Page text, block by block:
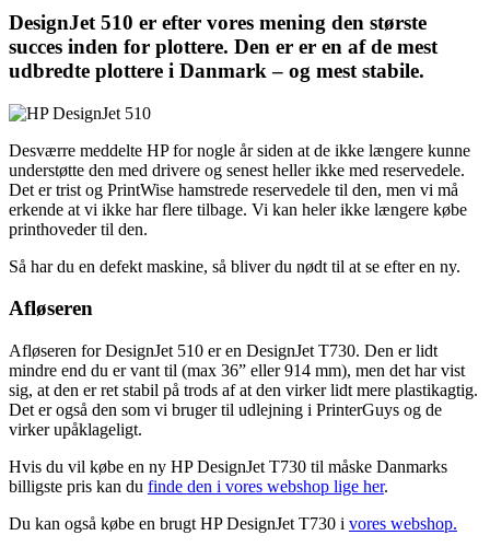
DesignJet 510 er efter vores mening den største
succes inden for plottere. Den er er en af de mest
udbredte plottere i Danmark – og mest stabile.
Desværre meddelte HP for nogle år siden at de ikke længere kunne
understøtte den med drivere og senest heller ikke med reservedele.
Det er trist og PrintWise hamstrede reservedele til den, men vi må
erkende at vi ikke har flere tilbage. Vi kan heler ikke længere købe
printhoveder til den.
Så har du en defekt maskine, så bliver du nødt til at se efter en ny.
Afløseren
Afløseren for DesignJet 510 er en DesignJet T730. Den er lidt
mindre end du er vant til (max 36” eller 914 mm), men det har vist
sig, at den er ret stabil på trods af at den virker lidt mere plastikagtig.
Det er også den som vi bruger til udlejning i PrinterGuys og de
virker upåklageligt.
Hvis du vil købe en ny HP DesignJet T730 til måske Danmarks
billigste pris kan du finde den i vores webshop lige her.
Du kan også købe en brugt HP DesignJet T730 i vores webshop.